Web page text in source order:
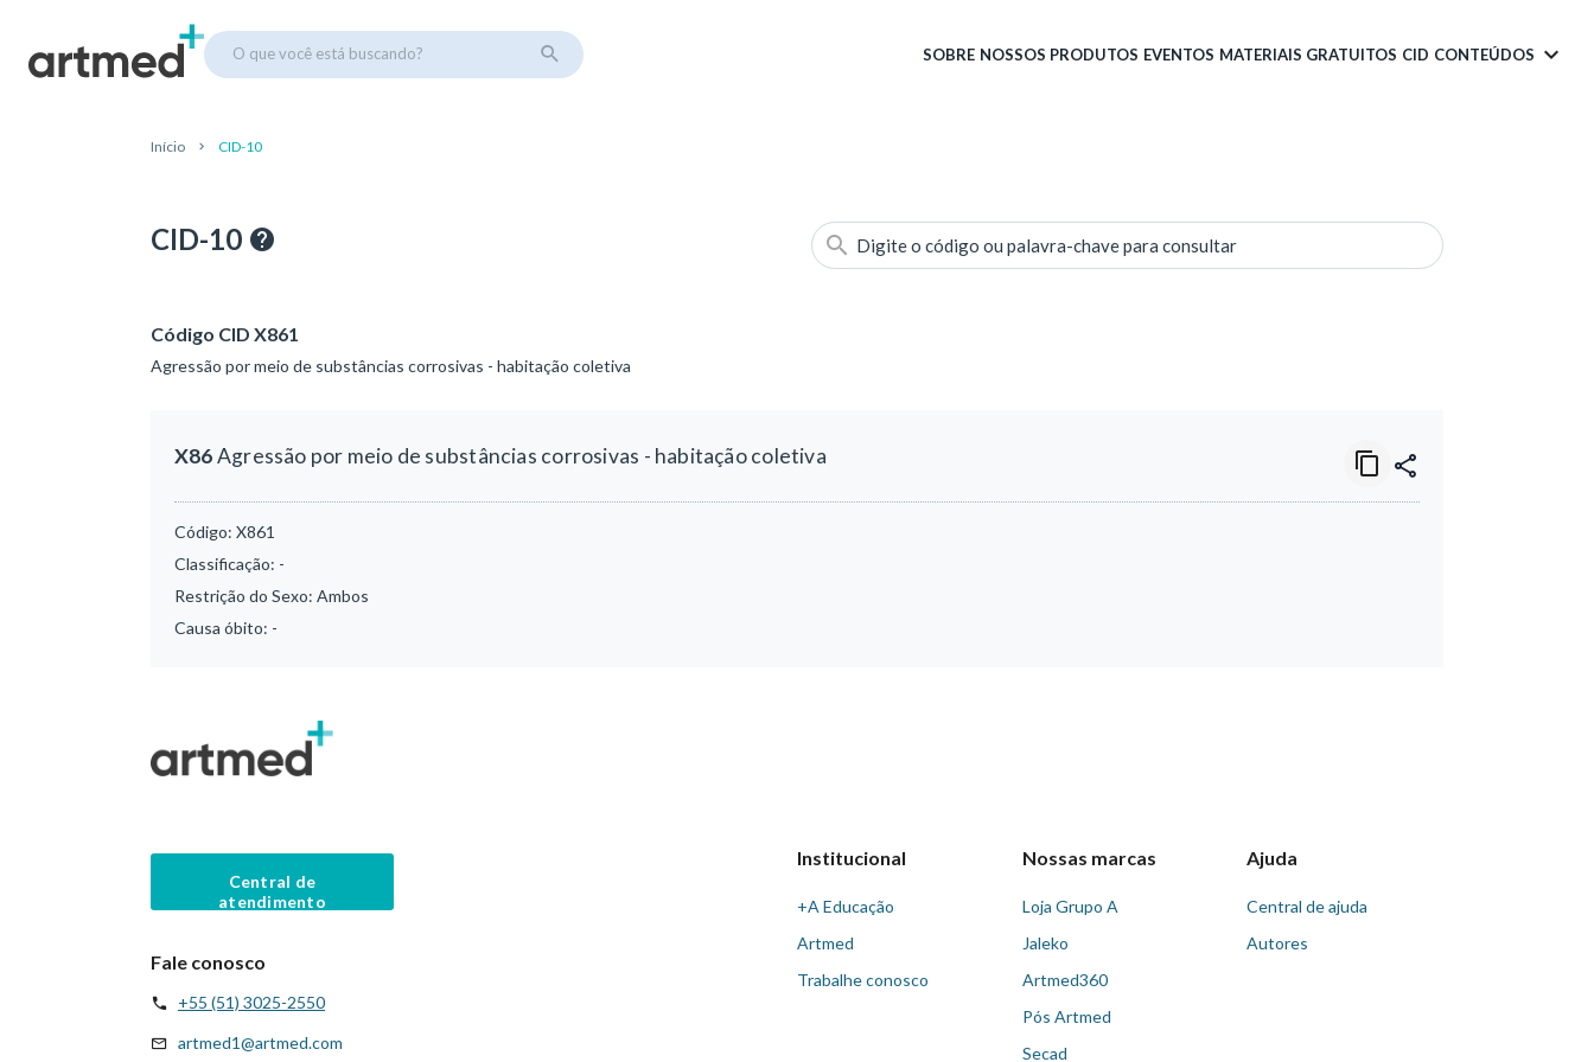
O que você está buscando? SOBRE NOSSOS PRODUTOS EVENTOS MATERIAIS GRATUITOS CID CONTEÚDOS
Início CID-10
CID-10 Digite o código ou palavra-chave para consultar
Código CID X861
Agressão por meio de substâncias corrosivas - habitação coletiva
X86Agressão por meio de substâncias corrosivas - habitação coletiva
Código: X861
Classificação: -
Restrição do Sexo: Ambos
Causa óbito: -
Central de
atendimento
Fale conosco
+55 (51) 3025-2550
artmed1@artmed.com
Institucional
+A Educação
Artmed
Trabalhe conosco
Nossas marcas
Loja Grupo A
Jaleko
Artmed360
Pós Artmed
Secad
Ajuda
Central de ajuda
Autores